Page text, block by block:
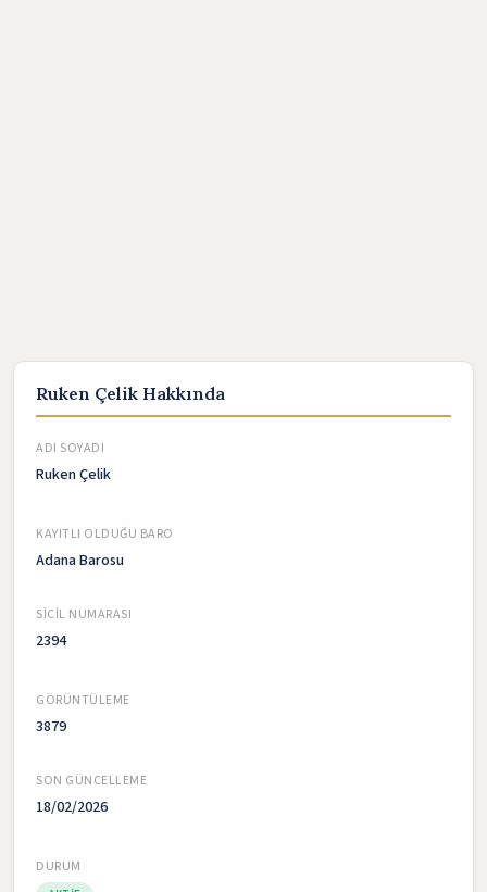
Ruken Çelik Hakkında
ADI SOYADI
Ruken Çelik
KAYITLI OLDUĞU BARO
Adana Barosu
SICIL NUMARASI
2394
GÖRÜNTÜLEME
3879
SON GÜNCELLEME
18/02/2026
DURUM